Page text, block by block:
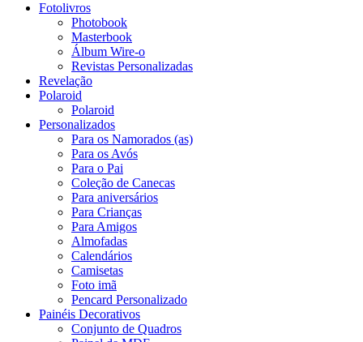
Fotolivros
Photobook
Masterbook
Álbum Wire-o
Revistas Personalizadas
Revelação
Polaroid
Polaroid
Personalizados
Para os Namorados (as)
Para os Avós
Para o Pai
Coleção de Canecas
Para aniversários
Para Crianças
Para Amigos
Almofadas
Calendários
Camisetas
Foto imã
Pencard Personalizado
Painéis Decorativos
Conjunto de Quadros